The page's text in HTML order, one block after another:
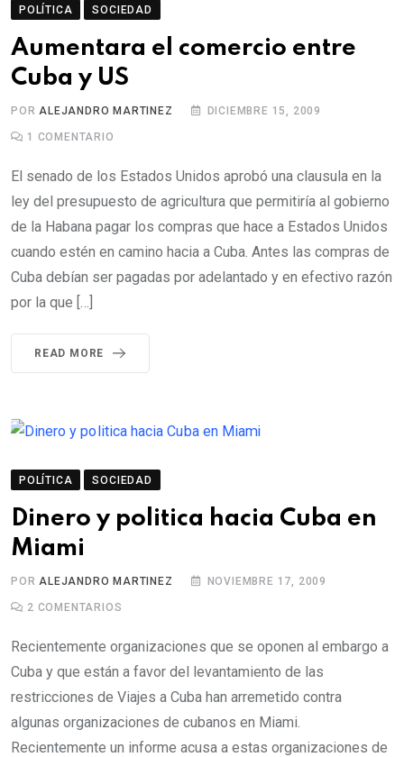
POLÍTICA SOCIEDAD
Aumentara el comercio entre
Cuba y US
PORALEJANDRO MARTINEZ DICIEMBRE 15, 2009
1 COMENTARIO
El senado de los Estados Unidos aprobó una clausula en la
ley del presupuesto de agricultura que permitiría al gobierno
de la Habana pagar los compras que hace a Estados Unidos
cuando estén en camino hacia a Cuba. Antes las compras de
Cuba debían ser pagadas por adelantado y en efectivo razón
por la que […]
READ MORE
POLÍTICA SOCIEDAD
Dinero y politica hacia Cuba en
Miami
PORALEJANDRO MARTINEZ NOVIEMBRE 17, 2009
2 COMENTARIOS
Recientemente organizaciones que se oponen al embargo a
Cuba y que están a favor del levantamiento de las
restricciones de Viajes a Cuba han arremetido contra
algunas organizaciones de cubanos en Miami.
Recientemente un informe acusa a estas organizaciones de